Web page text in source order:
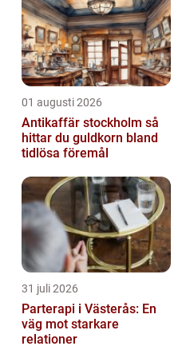
01 augusti 2026
Antikaffär stockholm så
hittar du guldkorn bland
tidlösa föremål
31 juli 2026
Parterapi i Västerås: En
väg mot starkare
relationer